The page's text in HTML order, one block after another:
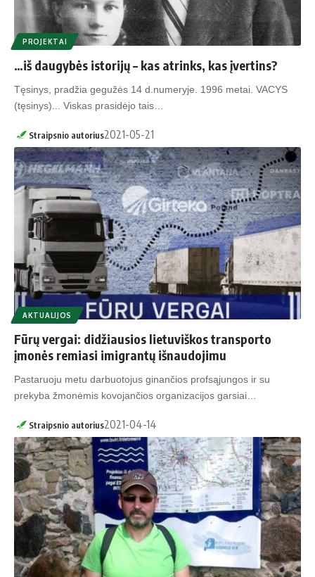
PROJEKTAI
…iš daugybės istorijų – kas atrinks, kas įvertins?
Tęsinys, pradžia gegužės 14 d.numeryje. 1996 metai. VACYS
(tęsinys)... Viskas prasidėjo tais…
Straipsnio autorius2021-05-21
AKTUALIJOS
Fūrų vergai: didžiausios lietuviškos transporto
įmonės remiasi imigrantų išnaudojimu
Pastaruoju metu darbuotojus ginančios profsąjungos ir su
prekyba žmonėmis kovojančios organizacijos garsiai…
Straipsnio autorius2021-04-14